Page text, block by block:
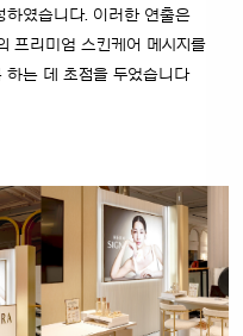
하였습니다. 이러한 연출은
프리미엄 스킨케어 메시지를
하는 데 초점을 두었습니다